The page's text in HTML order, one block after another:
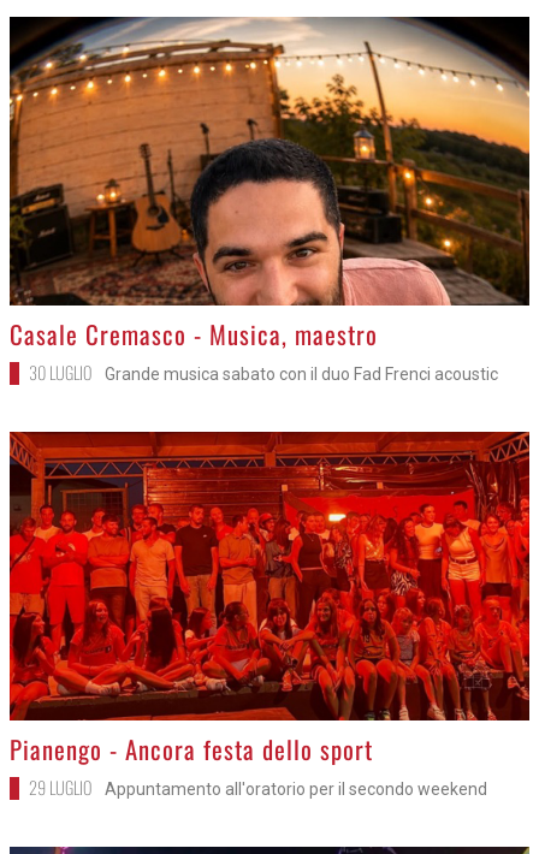
>
Casale Cremasco - Musica, maestro
30 LUGLIO Grande musica sabato con il duo Fad Frenci acoustic
>
Pianengo - Ancora festa dello sport
29 LUGLIO Appuntamento all'oratorio per il secondo weekend